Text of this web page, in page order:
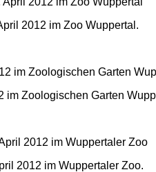
2012 im Zoo Wuppertal.
im Zoologischen Garten
2012 im Wuppertaler Zoo.